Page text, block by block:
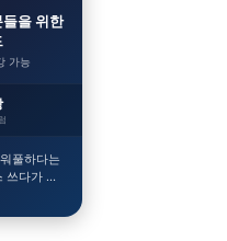
을 위한
가능
풀하다는
쓰다가 이
지네요!